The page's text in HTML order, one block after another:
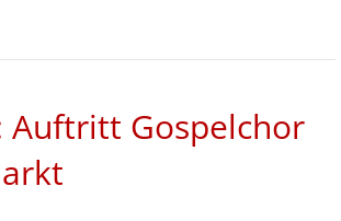
Auftritt Gospelchor